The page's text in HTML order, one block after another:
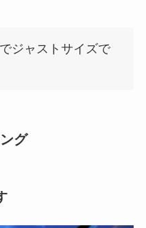
ジャストサイズで
グ